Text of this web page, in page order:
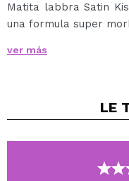
Matita labbra Satin
una formula super
Disponibili in una
adatteranno a tutti i
Cruelty free.
ver más
LE